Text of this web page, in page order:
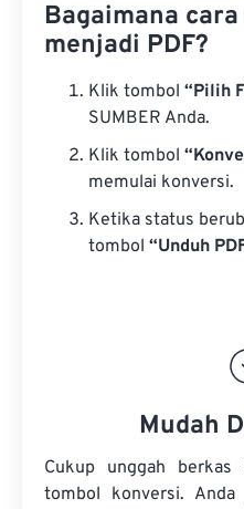
Bagaimana
menjadi PDF?
Klik tombol “Pilih
SUMBER Anda.
Klik tombol
memulai konversi.
Ketika status
tombol “Unduh
Mudah
Cukup unggah
tombol konversi.